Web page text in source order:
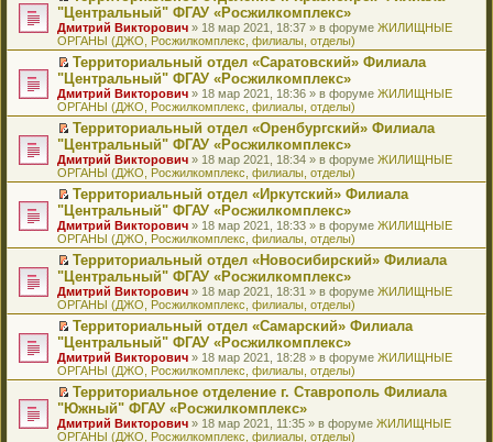
н
и
ю
о
о
б
щ
е
н
и
ю
н
о
м
у
с
о
о
б
щ
е
н
и
ю
ч
и
т
а
н
н
о
м
у
с
о
о
б
щ
е
н
и
ю
н
е
п
р
о
ч
и
т
а
н
н
о
м
у
с
о
о
б
щ
е
н
и
ю
р
в
о
м
у
н
е
п
р
о
ч
и
т
а
н
н
о
м
у
с
о
о
б
щ
е
н
и
ю
т
и
к
п
е
р
в
о
м
у
н
е
п
р
о
ч
и
т
а
н
н
о
м
у
с
о
о
б
щ
е
н
и
ю
П
е
р
е
й
т
и
к
п
е
р
в
о
м
у
н
е
п
р
о
ч
и
т
а
н
н
о
м
у
с
о
о
б
"Центральный" ФГАУ «Росжилкомплекс»
Дмитрий Викторович » 18 мар 2021, 18:37 » в форуме ЖИЛИЩНЫЕ
ОРГАНЫ (ДЖО, Росжилкомплекс, филиалы, отделы)
П
е
р
е
й
т
и
к
п
е
р
в
о
м
у
н
е
п
р
о
ч
и
т
а
н
н
о
м
Территориальный отдел «Саратовский» Филиала
"Центральный" ФГАУ «Росжилкомплекс»
Дмитрий Викторович » 18 мар 2021, 18:36 » в форуме ЖИЛИЩНЫЕ
ОРГАНЫ (ДЖО, Росжилкомплекс, филиалы, отделы)
П
е
р
е
й
т
и
к
п
е
р
в
о
м
у
н
е
п
р
о
ч
и
т
Территориальный отдел «Оренбургский» Филиала
"Центральный" ФГАУ «Росжилкомплекс»
Дмитрий Викторович » 18 мар 2021, 18:34 » в форуме ЖИЛИЩНЫЕ
ОРГАНЫ (ДЖО, Росжилкомплекс, филиалы, отделы)
П
е
р
е
й
т
и
к
п
е
р
в
о
м
у
н
е
п
Территориальный отдел «Иркутский» Филиала
"Центральный" ФГАУ «Росжилкомплекс»
Дмитрий Викторович » 18 мар 2021, 18:33 » в форуме ЖИЛИЩНЫЕ
ОРГАНЫ (ДЖО, Росжилкомплекс, филиалы, отделы)
П
е
р
е
й
т
и
к
п
е
р
в
о
Территориальный отдел «Новосибирский» Филиала
"Центральный" ФГАУ «Росжилкомплекс»
Дмитрий Викторович » 18 мар 2021, 18:31 » в форуме ЖИЛИЩНЫЕ
ОРГАНЫ (ДЖО, Росжилкомплекс, филиалы, отделы)
П
е
р
е
й
т
и
к
Территориальный отдел «Самарский» Филиала
"Центральный" ФГАУ «Росжилкомплекс»
Дмитрий Викторович » 18 мар 2021, 18:28 » в форуме ЖИЛИЩНЫЕ
ОРГАНЫ (ДЖО, Росжилкомплекс, филиалы, отделы)
П
е
р
Территориальное отделение г. Ставрополь Филиала
"Южный" ФГАУ «Росжилкомплекс»
Дмитрий Викторович » 18 мар 2021, 11:35 » в форуме ЖИЛИЩНЫЕ
ОРГАНЫ (ДЖО, Росжилкомплекс, филиалы, отделы)